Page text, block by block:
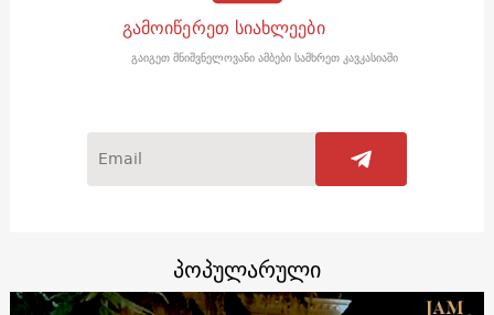
გამოიწერეთ სიახლეები
გაიგეთ მნიშვნელოვანი ამბები სამხრეთ კავკასიაში
პოპულარული